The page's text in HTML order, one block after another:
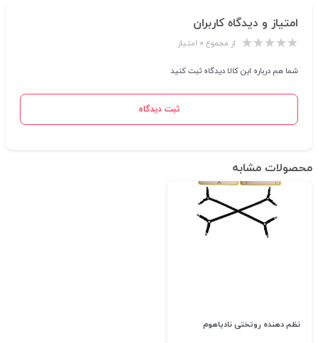
امتیاز و دیدگاه کاربران
از مجموع ۰ امتیاز
شما هم درباره این کالا دیدگاه ثبت کنید
ثبت دیدگاه
محصولات مشابه
نظم دهنده روتختی نادیاهوم